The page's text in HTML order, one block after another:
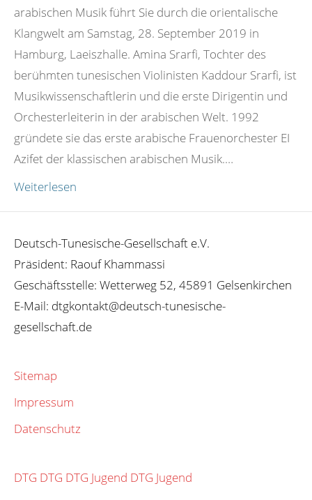
arabischen Musik führt Sie durch die orientalische
Klangwelt am Samstag, 28. September 2019 in
Hamburg, Laeiszhalle. Amina Srarfi, Tochter des
berühmten tunesischen Violinisten Kaddour Srarfi, ist
Musikwissenschaftlerin und die erste Dirigentin und
Orchesterleiterin in der arabischen Welt. 1992
gründete sie das erste arabische Frauenorchester EI
Azifet der klassischen arabischen Musik.…
Weiterlesen
Deutsch-Tunesische-Gesellschaft e.V.
Präsident: Raouf Khammassi
Geschäftsstelle: Wetterweg 52, 45891 Gelsenkirchen
E-Mail: dtgkontakt@deutsch-tunesische-
gesellschaft.de
Sitemap
Impressum
Datenschutz
DTG DTG DTG Jugend DTG Jugend